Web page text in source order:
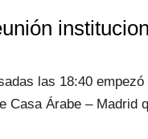
las 18:40
Casa Árabe –